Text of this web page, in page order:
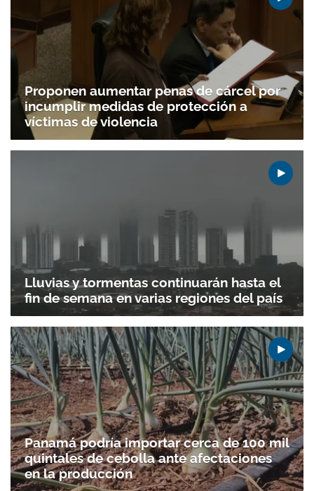
Proponen aumentar penas de cárcel por
incumplir medidas de protección a
víctimas de violencia
Lluvias y tormentas continuarán hasta el
fin de semana en varias regiones del país
Panamá podría importar cerca de 100 mil
quintales de cebolla ante afectaciones
en la producción